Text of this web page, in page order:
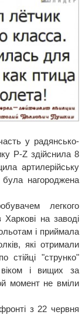
у радянсько-
Р-Z здійснила 8
артилерійську
була нагороджена
легкого
на заводі
і приймала
які отримали
"струнко"
віком і вищих за
момент не вміли
з 22 червня